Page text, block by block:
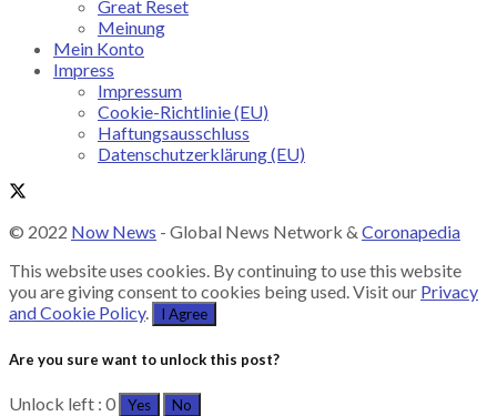
Great Reset
Meinung
Mein Konto
Impress
Impressum
Cookie-Richtlinie (EU)
Haftungsausschluss
Datenschutzerklärung (EU)
© 2022 Now News - Global News Network & Coronapedia
This website uses cookies. By continuing to use this website
you are giving consent to cookies being used. Visit our Privacy
and Cookie Policy. I Agree
Are you sure want to unlock this post?
Unlock left : 0 Yes No